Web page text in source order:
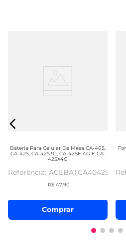
Bateria Para Celular De Mesa CA-40S,
CA-42S, CA-42S3G, CA-42SE 4G E CA-
42SX4G
ACEBATCA4042S
R$ 47,90
Comprar